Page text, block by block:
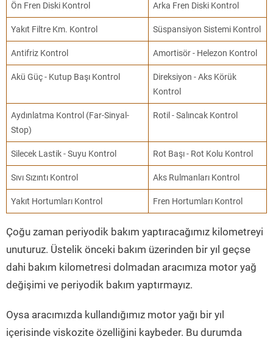
Ön Fren Diski Kontrol Arka Fren Diski Kontrol
Yakıt Filtre Km. Kontrol Süspansiyon Sistemi Kontrol
Antifriz Kontrol Amortisör - Helezon Kontrol
Akü Güç - Kutup Başı Kontrol
Direksiyon - Aks Körük
Kontrol
Aydınlatma Kontrol (Far-Sinyal-
Stop)
Rotil - Salıncak Kontrol
Silecek Lastik - Suyu Kontrol Rot Başı - Rot Kolu Kontrol
Sıvı Sızıntı Kontrol Aks Rulmanları Kontrol
Yakıt Hortumları Kontrol Fren Hortumları Kontrol
Çoğu zaman periyodik bakım yaptıracağımız kilometreyi
unuturuz. Üstelik önceki bakım üzerinden bir yıl geçse
dahi bakım kilometresi dolmadan aracımıza motor yağ
değişimi ve periyodik bakım yaptırmayız.
Oysa aracımızda kullandığımız motor yağı bir yıl
içerisinde viskozite özelliğini kaybeder. Bu durumda